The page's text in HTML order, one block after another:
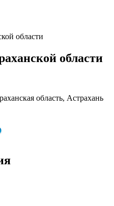
области
области
область, Астрахань